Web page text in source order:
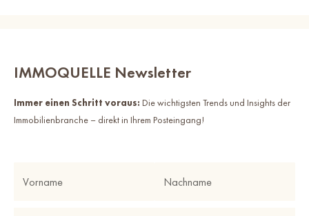
IMMOQUELLE Newsletter
Immer einen Schritt voraus: Die wichtigsten Trends und Insights der
Immobilienbranche – direkt in Ihrem Posteingang!